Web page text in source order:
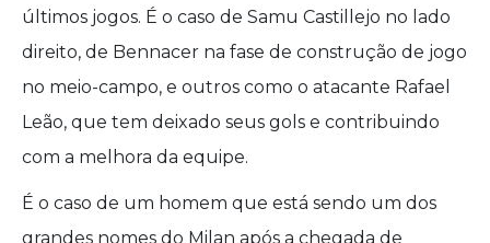
últimos jogos. É o caso de Samu Castillejo no lado
direito, de Bennacer na fase de construção de jogo
no meio-campo, e outros como o atacante Rafael
Leão, que tem deixado seus gols e contribuindo
com a melhora da equipe.
É o caso de um homem que está sendo um dos
grandes nomes do Milan após a chegada de